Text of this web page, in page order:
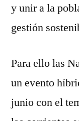
y unir a la
gestión
Para ello las
un evento
junio con el